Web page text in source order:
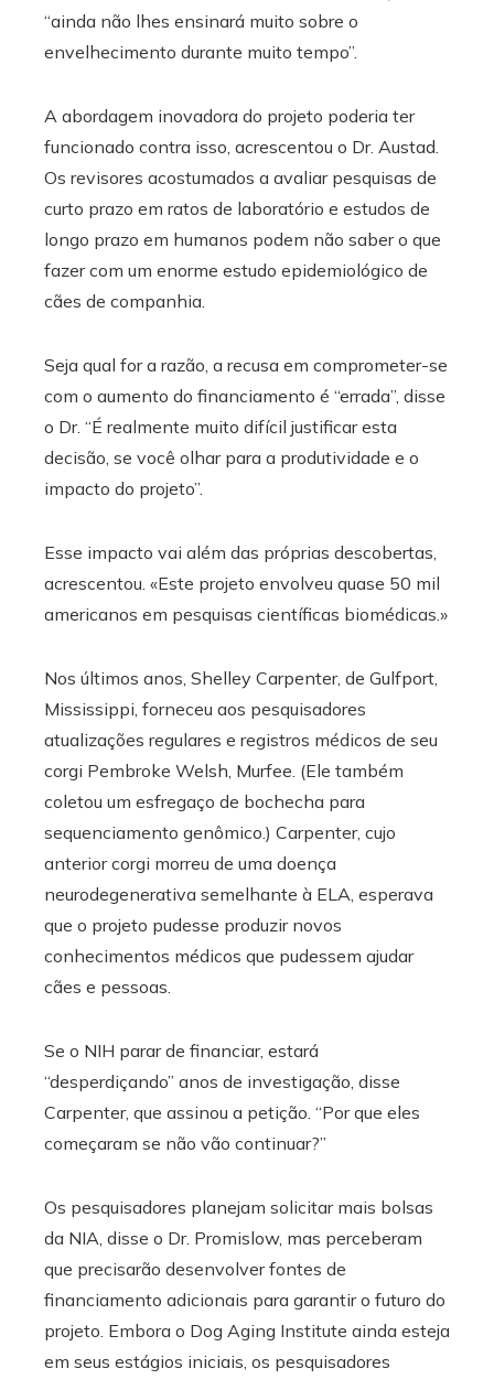
“ainda não lhes ensinará muito sobre o
envelhecimento durante muito tempo”.
A abordagem inovadora do projeto poderia ter
funcionado contra isso, acrescentou o Dr. Austad.
Os revisores acostumados a avaliar pesquisas de
curto prazo em ratos de laboratório e estudos de
longo prazo em humanos podem não saber o que
fazer com um enorme estudo epidemiológico de
cães de companhia.
Seja qual for a razão, a recusa em comprometer-se
com o aumento do financiamento é “errada”, disse
o Dr. “É realmente muito difícil justificar esta
decisão, se você olhar para a produtividade e o
impacto do projeto”.
Esse impacto vai além das próprias descobertas,
acrescentou. «Este projeto envolveu quase 50 mil
americanos em pesquisas científicas biomédicas.»
Nos últimos anos, Shelley Carpenter, de Gulfport,
Mississippi, forneceu aos pesquisadores
atualizações regulares e registros médicos de seu
corgi Pembroke Welsh, Murfee. (Ele também
coletou um esfregaço de bochecha para
sequenciamento genômico.) Carpenter, cujo
anterior corgi morreu de uma doença
neurodegenerativa semelhante à ELA, esperava
que o projeto pudesse produzir novos
conhecimentos médicos que pudessem ajudar
cães e pessoas.
Se o NIH parar de financiar, estará
“desperdiçando” anos de investigação, disse
Carpenter, que assinou a petição. “Por que eles
começaram se não vão continuar?”
Os pesquisadores planejam solicitar mais bolsas
da NIA, disse o Dr. Promislow, mas perceberam
que precisarão desenvolver fontes de
financiamento adicionais para garantir o futuro do
projeto. Embora o Dog Aging Institute ainda esteja
em seus estágios iniciais, os pesquisadores